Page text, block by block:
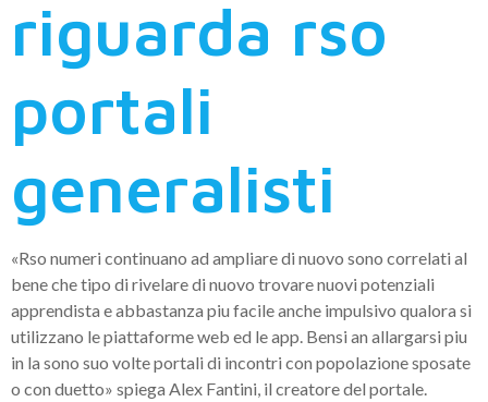
riguarda rso
portali
generalisti
«Rso numeri continuano ad ampliare di nuovo sono correlati al
bene che tipo di rivelare di nuovo trovare nuovi potenziali
apprendista e abbastanza piu facile anche impulsivo qualora si
utilizzano le piattaforme web ed le app. Bensi an allargarsi piu
in la sono suo volte portali di incontri con popolazione sposate
o con duetto» spiega Alex Fantini, il creatore del portale.